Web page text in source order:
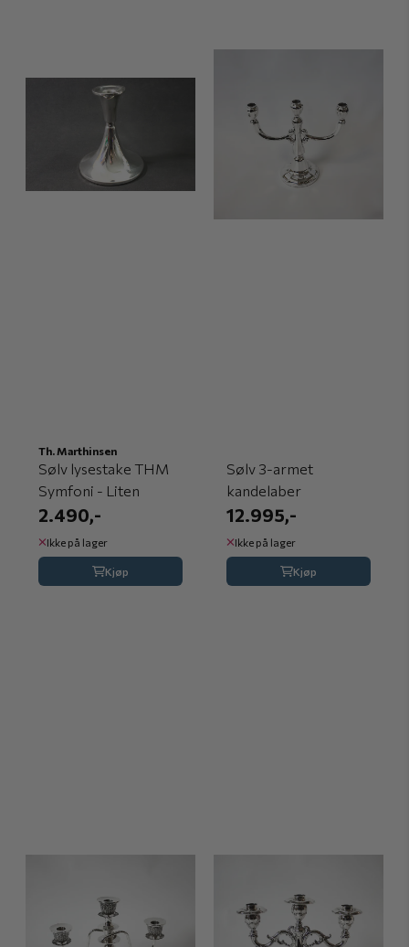
Th. Marthinsen
Sølv lysestake THM
Symfoni - Liten
2.490,-
Ikke på lager
Kjøp
Sølv 3-armet
kandelaber
12.995,-
Ikke på lager
Kjøp